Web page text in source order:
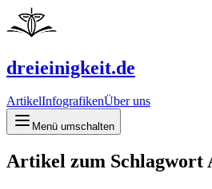
dreieinigkeit.de
ArtikelInfografikenÜber uns
Menü umschalten
Artikel zum Schlagwort